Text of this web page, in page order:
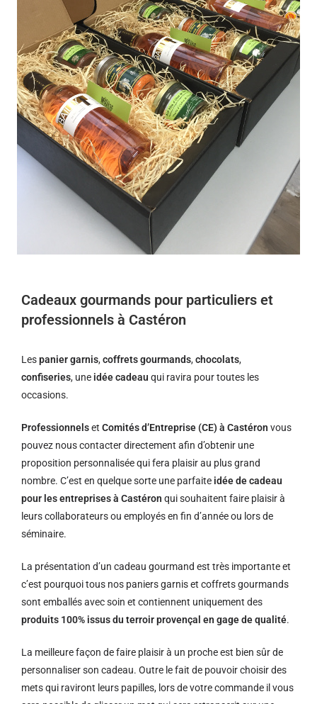
Cadeaux gourmands pour particuliers et
professionnels à Castéron
Lespanier garnis,coffrets gourmands,chocolats,
confiseries, une idée cadeau qui ravira pour toutes les
occasions.
Professionnelset Comités d’Entreprise (CE) à Castéron vous
pouvez nous contacter directement afin d’obtenir une
proposition personnalisée qui fera plaisir au plus grand
nombre. C’est en quelque sorte une parfaite idée de cadeau
pour les entreprises à Castéron qui souhaitent faire plaisir à
leurs collaborateurs ou employés en fin d’année ou lors de
séminaire.
La présentation d’un cadeau gourmand est très importante et
c’est pourquoi tous nos paniers garnis et coffrets gourmands
sont emballés avec soin et contiennent uniquement des
produits 100% issus du terroir provençal en gage de qualité.
La meilleure façon de faire plaisir à un proche est bien sûr de
personnaliser son cadeau. Outre le fait de pouvoir choisir des
mets qui raviront leurs papilles, lors de votre commande il vous